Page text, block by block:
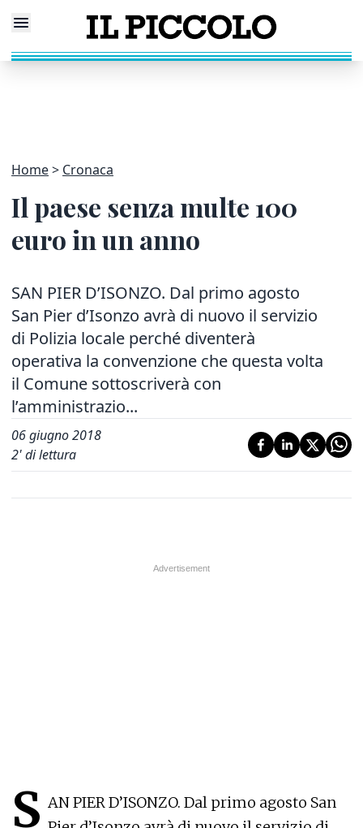
Home Cronaca
Il paese senza multe 100
euro in un anno
SAN PIER D’ISONZO. Dal primo agosto
San Pier d’Isonzo avrà di nuovo il servizio
di Polizia locale perché diventerà
operativa la convenzione che questa volta
il Comune sottoscriverà con
l’amministrazio...
06 giugno 2018
2' di lettura
S AN PIER D’ISONZO. Dal primo agosto San